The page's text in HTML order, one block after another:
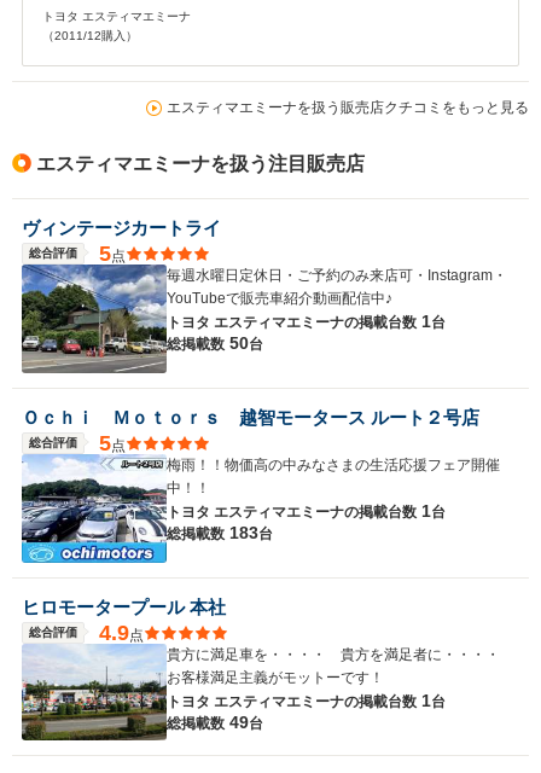
トヨタ エスティマエミーナ
（2011/12購入）
エスティマエミーナを扱う販売店クチコミをもっと見る
エスティマエミーナを扱う注目販売店
ヴィンテージカートライ
総合評価 5点
毎週水曜日定休日・ご予約のみ来店可・Instagram・
YouTubeで販売車紹介動画配信中♪
トヨタ エスティマエミーナの掲載台数 1台
総掲載数 50台
Ｏｃｈｉ Ｍｏｔｏｒｓ 越智モータース ルート２号店
総合評価 5点
梅雨！！物価高の中みなさまの生活応援フェア開催
中！！
トヨタ エスティマエミーナの掲載台数 1台
総掲載数 183台
ヒロモータープール 本社
総合評価 4.9点
貴方に満足車を・・・・ 貴方を満足者に・・・・
お客様満足主義がモットーです！
トヨタ エスティマエミーナの掲載台数 1台
総掲載数 49台